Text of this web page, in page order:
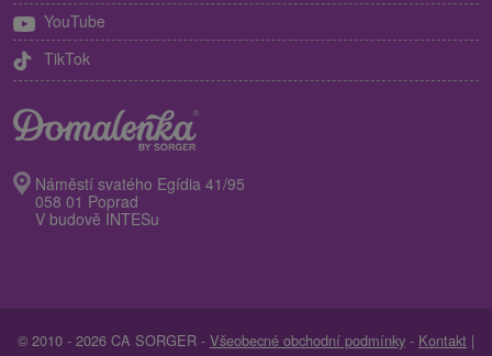
YouTube
TikTok
Náměstí svatého Egídia 41/95
058 01 Poprad
V budově INTESu
© 2010 - 2026 CA SORGER - Všeobecné obchodní podmínky - Kontakt |